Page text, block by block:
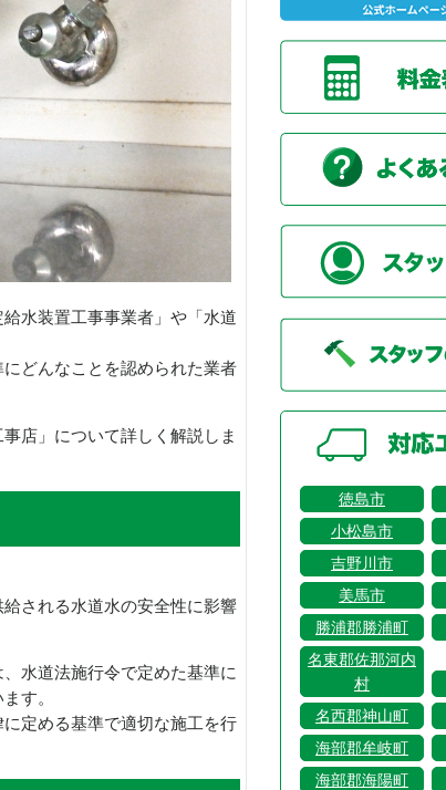
水装置工事事業者」や「水道
どんなことを認められた業者
店」について詳しく解説しま
される水道水の安全性に影響
水道法施行令で定めた基準に
す。
定める基準で適切な施工を行
徳島市
小松島市
吉野川市
美馬市
勝浦郡勝浦町
名東郡佐那河内
村
名西郡神山町
海部郡牟岐町
海部郡海陽町